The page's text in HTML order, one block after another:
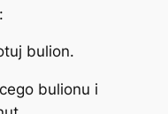
bulion.
bulionu i